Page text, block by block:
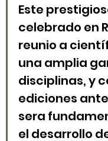
Este
celebrado en
reunio a
una amplia
disciplinas, y
ediciones
sera
el desarrollo